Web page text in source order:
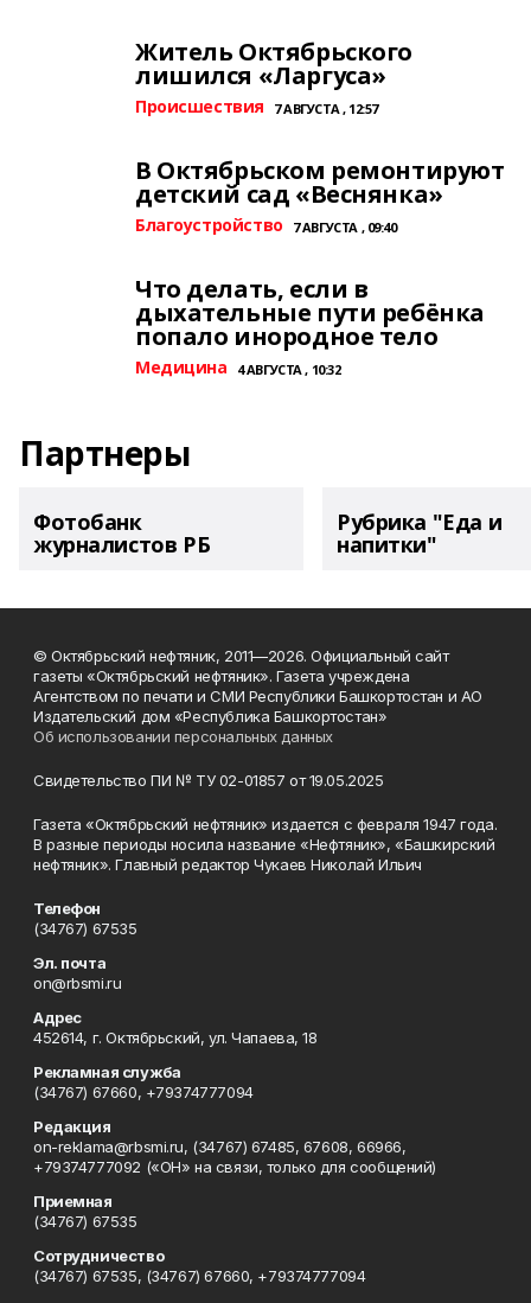
Житель Октябрьского
лишился «Ларгуса»
Происшествия 7 АВГУСТА , 12:57
В Октябрьском ремонтируют
детский сад «Веснянка»
Благоустройство 7 АВГУСТА , 09:40
Что делать, если в
дыхательные пути ребёнка
попало инородное тело
Медицина 4 АВГУСТА , 10:32
Партнеры
Фотобанк
журналистов РБ
Рубрика "Еда и
напитки"
© Октябрьский нефтяник, 2011—2026. Официальный сайт
газеты «Октябрьский нефтяник». Газета учреждена
Агентством по печати и СМИ Республики Башкортостан и АО
Издательский дом «Республика Башкортостан»
Об использовании персональных данных
Свидетельство ПИ № ТУ 02-01857 от 19.05.2025
Газета «Октябрьский нефтяник» издается с февраля 1947 года.
В разные периоды носила название «Нефтяник», «Башкирский
нефтяник». Главный редактор Чукаев Николай Ильич
Телефон
(34767) 67535
Эл. почта
on@rbsmi.ru
Адрес
452614, г. Октябрьский, ул. Чапаева, 18
Рекламная служба
(34767) 67660, +79374777094
Редакция
on-reklama@rbsmi.ru, (34767) 67485, 67608, 66966,
+79374777092 («ОН» на связи, только для сообщений)
Приемная
(34767) 67535
Сотрудничество
(34767) 67535, (34767) 67660, +79374777094